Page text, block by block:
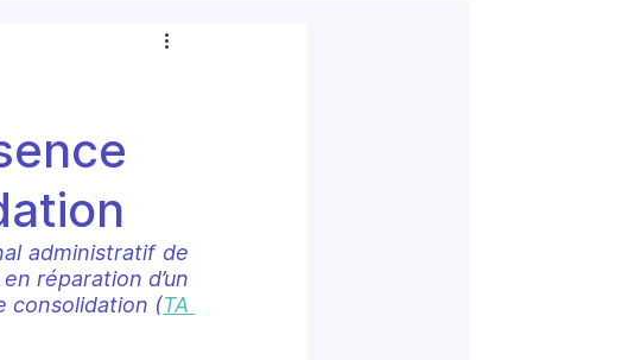
administratif de
réparation d’un
consolidation (TA